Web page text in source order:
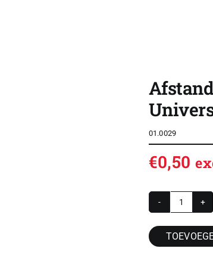
CONTACT
VACATURES
ACCOUNT / INLOG
WINKELWAGEN
01.0029
€0,50
5
mm